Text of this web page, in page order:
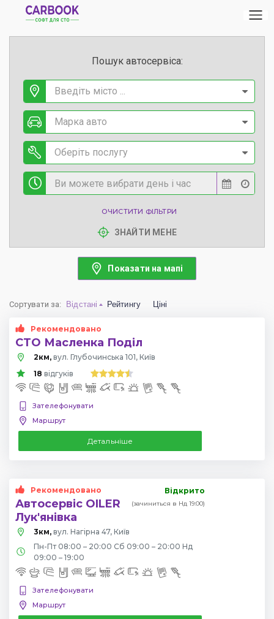
Пошук автосервіса:
Введіть місто ...
Марка авто
Оберіть послугу
ОЧИСТИТИ ФІЛЬТРИ
ЗНАЙТИ МЕНЕ
Показати на мапі
Сортувати за: Відстані Рейтингу Ціні
Рекомендовано
СТО Масленка Поділ
2км, вул. Глубочинська 101, Київ
18 відгуків
Зателефонувати
Маршрут
Детальніше
Рекомендовано
Автосервіс OILER
Лук'янівка
Відкрито
(зачиниться в Нд 19:00)
3км, вул. Нагірна 47, Київ
Пн-Пт 08:00 – 20:00 Сб 09:00 – 20:00 Нд
09:00 – 19:00
Зателефонувати
Маршрут